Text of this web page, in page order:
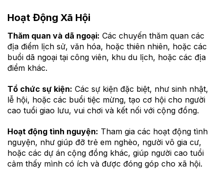
Hoạt Động Xã Hội
Thăm quan và dã ngoại: Các chuyến thăm quan các
địa điểm lịch sử, văn hóa, hoặc thiên nhiên, hoặc các
buổi dã ngoại tại công viên, khu du lịch, hoặc các địa
điểm khác.
Tổ chức sự kiện: Các sự kiện đặc biệt, như sinh nhật,
lễ hội, hoặc các buổi tiệc mừng, tạo cơ hội cho người
cao tuổi giao lưu, vui chơi và kết nối với cộng đồng.
Hoạt động tình nguyện: Tham gia các hoạt động tình
nguyện, như giúp đỡ trẻ em nghèo, người vô gia cư,
hoặc các dự án cộng đồng khác, giúp người cao tuổi
cảm thấy mình có ích và được đóng góp cho xã hội.